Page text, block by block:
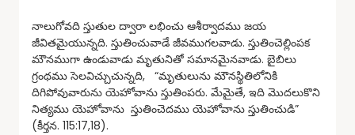
నాలుగోవది స్తుతుల ద్వారా లభించు ఆశీర్వాదము జయ
జీవితమైయున్నది. స్తుతించువాడే జీవముగలవాడు. స్తుతించెల్లింపక
మౌనముగా ఉండువాడు మృతునితో సమానమైనవాడు. బైబిలు
గ్రంథము సెలవిచ్చుచున్నది, “మృతులును మౌనస్థితిలోనికి
దిగిపోవువారును యెహోవాను స్తుతింపరు. మేమైతే, ఇది మొదలుకొని
నిత్యము యెహోవాను స్తుతించెదము యెహోవాను స్తుతించుడి”
(కీర్తన. 115:17,18).